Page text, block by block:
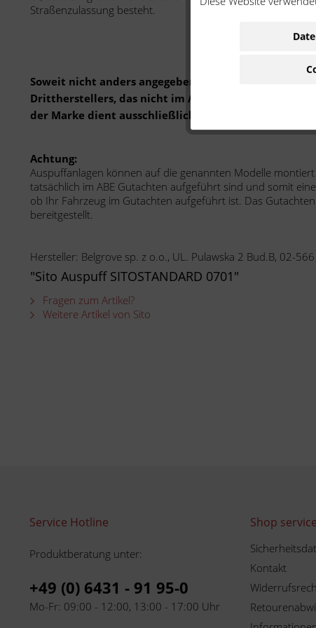
Straßenzulassung besteht.
Soweit nicht anders angegeben: Bei der
Drittherstellers, das nicht im Auftrag oder mit
der Marke dient ausschließlich der Bestimmung der
Achtung:
Auspuffanlagen können auf die genannten Modelle
tatsächlich im ABE Gutachten aufgeführt sind und somit
ob Ihr Fahrzeug im Gutachten aufgeführt ist. Das
bereitgestellt.
Hersteller: Belgrove sp. z o.o., UL. Pulawska 2 Bud.B, 02-
"Sito Auspuff SITOSTANDARD 0701"
Fragen zum Artikel?
Weitere Artikel von Sito
Service Hotline
Produktberatung unter:
+49 (0) 6431 - 91 95-0
Mo-Fr: 09:00 - 12:00, 13:00 - 17:00 Uhr
Shop service
Kontakt